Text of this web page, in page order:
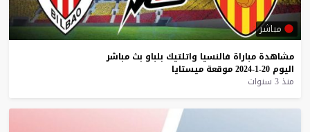
مباشر
مشاهدة مباراة فالنسيا واتلتيك بلباو بث مباشر
اليوم 20-1-2024 موقعة ميستايا
منذ 3 سنوات